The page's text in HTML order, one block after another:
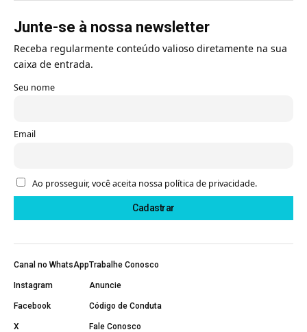
Junte-se à nossa newsletter
Receba regularmente conteúdo valioso diretamente na sua
caixa de entrada.
Seu nome
Email
Ao prosseguir, você aceita nossa política de privacidade.
Canal no WhatsApp
Instagram
Facebook
X
Trabalhe Conosco
Anuncie
Código de Conduta
Fale Conosco